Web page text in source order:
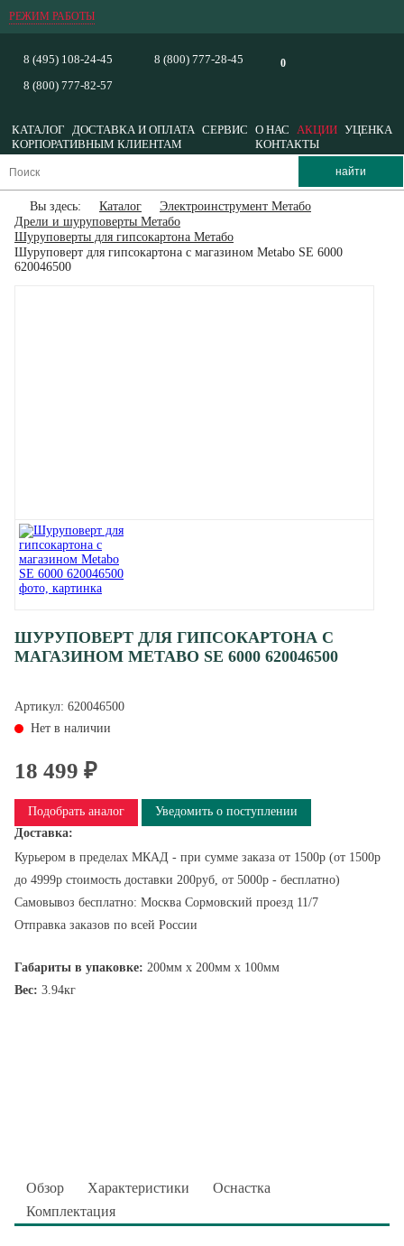
РЕЖИМ РАБОТЫ
0
8 (495) 108-24-45
8 (800) 777-82-57
8 (800) 777-28-45
КАТАЛОГ ДОСТАВКА И ОПЛАТА СЕРВИС О НАС АКЦИИ УЦЕНКА
КОРПОРАТИВНЫМ КЛИЕНТАМ
КОНТАКТЫ
Вы здесь: Каталог
Электроинструмент Метабо
Дрели и шуруповерты Метабо
Шуруповерты для гипсокартона Метабо
Шуруповерт для гипсокартона с магазином Metabo SE 6000
620046500
ШУРУПОВЕРТ ДЛЯ ГИПСОКАРТОНА С
МАГАЗИНОМ METABO SE 6000 620046500
Артикул: 620046500
Нет в наличии
18 499 ₽
Подобрать аналог
Уведомить о поступлении
Доставка:
Курьером в пределах МКАД - при сумме заказа от 1500р (от 1500р
до 4999р стоимость доставки 200руб, от 5000р - бесплатно)
Самовывоз бесплатно: Москва Сормовский проезд 11/7
Отправка заказов по всей России
Габариты в упаковке: 200мм x 200мм x 100мм
Вес: 3.94кг
Обзор Характеристики
Оснастка
Комплектация